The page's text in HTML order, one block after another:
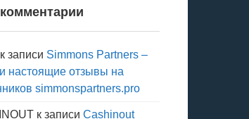
к записи Simmons Partners –
настоящие отзывы на
simmonspartners.pro
к записи Cashinout